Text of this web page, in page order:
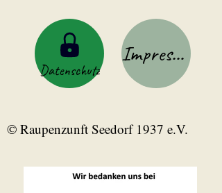
Datenschutz
Impressum
© Raupenzunft Seedorf 1937 e.V.